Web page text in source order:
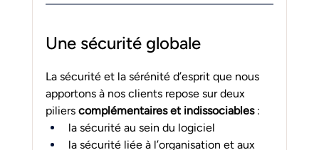
Une sécurité globale
La sécurité et la sérénité d’esprit que nous
apportons à nos clients repose sur deux
piliers complémentaires et indissociables :
la sécurité au sein du logiciel
la sécurité liée à l’organisation et aux